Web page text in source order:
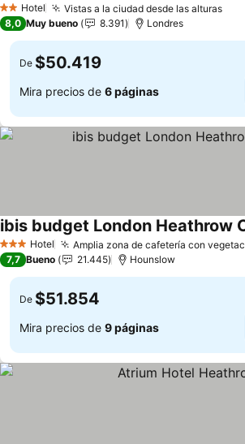
2 Estrellas
Hotel Vistas a la ciudad desde las alturasVer
8,0 Muy bueno 8.391 Londres
De $50.419
Mira precios de 6 páginas
3 Estrellas
Hotel Amplia zona de cafetería con
ibis budget London Heathrow
7,7 Bueno 21.445 Hounslow
De $51.854
Mira precios de 9 páginas